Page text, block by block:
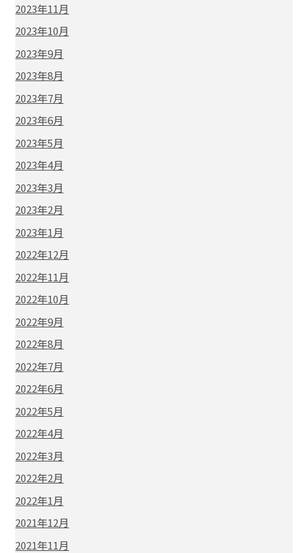
2023年11月
2023年10月
2023年9月
2023年8月
2023年7月
2023年6月
2023年5月
2023年4月
2023年3月
2023年2月
2023年1月
2022年12月
2022年11月
2022年10月
2022年9月
2022年8月
2022年7月
2022年6月
2022年5月
2022年4月
2022年3月
2022年2月
2022年1月
2021年12月
2021年11月